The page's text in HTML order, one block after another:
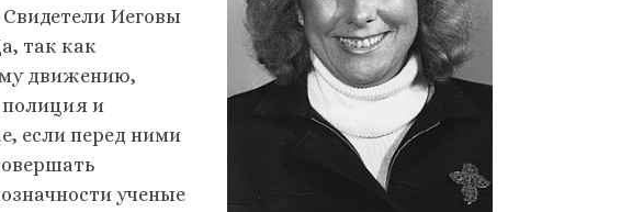
Иеговы
так как
движению,
и
если перед ними
ученые